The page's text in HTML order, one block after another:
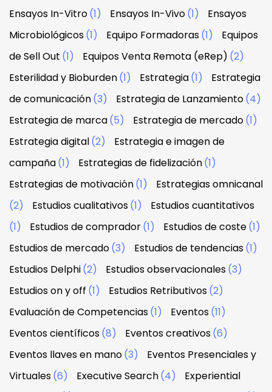
Ensayos In-Vitro(1) Ensayos In-Vivo(1)
Ensayos
Microbiológicos(1) Equipo Formadoras(1)
Equipos
de Sell Out (1) Equipos Venta Remota (eRep) (2)
Esterilidad y Bioburden(1) Estrategia(1)
Estrategia
de comunicación(3) Estrategia de Lanzamiento(4)
Estrategia de marca(5) Estrategia de mercado(1)
Estrategia digital(2)
Estrategia e imagen de
campaña(1) Estrategias de fidelización(1)
Estrategias de motivación(1)
Estrategias omnicanal
(2)
Estudios cualitativos(1)
Estudios cuantitativos
(1)
Estudios de comprador(1) Estudios de coste(1)
Estudios de mercado(3) Estudios de tendencias(1)
Estudios Delphi(2) Estudios observacionales(3)
Estudios on y off (1) Estudios Retributivos(2)
Evaluación de Competencias(1) Eventos(11)
Eventos científicos(8) Eventos creativos(6)
Eventos llaves en mano(3)
Eventos Presenciales y
Virtuales(6) Executive Search(4)
Experiential